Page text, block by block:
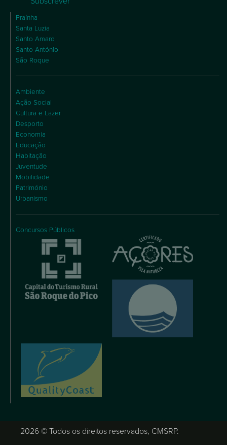
Praínha
Santa Luzia
Santo Amaro
Santo António
São Roque
Ambiente
Ação Social
Cultura e Lazer
Desporto
Economia
Educação
Habitação
Juventude
Mobilidade
Património
Urbanismo
Concursos Públicos
2026 © Todos os direitos reservados, CMSRP.